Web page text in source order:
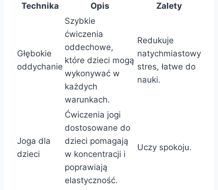
Technika Opis Zalety
Głębokie
oddychanie
Szybkie
ćwiczenia
oddechowe,
które dzieci mogą
wykonywać w
każdych
warunkach.
Redukuje
natychmiastowy
stres, łatwe do
nauki.
Joga dla
dzieci
Ćwiczenia jogi
dostosowane do
dzieci pomagają
w koncentracji i
poprawiają
elastyczność.
Uczy spokoju.